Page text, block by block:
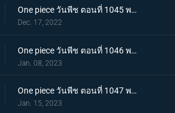
One piece วันพีช ตอนที่ 1045 พากย์ไทย คำสาป ภัยร้ายคืบคลานหาคิดกับโซโล
Dec. 17, 2022
One piece วันพีช ตอนที่ 1046 พากย์ไทย เดิมพันใหญ่จะหัวหรือก้อย ปีกคู่ออกโรง
Jan. 08, 2023
One piece วันพีช ตอนที่ 1047 พากย์ไทย จงปีนขึ้นไปสู้รุ่งอรุณ! มังกรสีชมพูอาละวาด
Jan. 15, 2023